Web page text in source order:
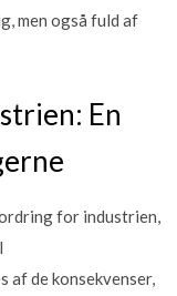
men også fuld af
En
for industrien,
af de konsekvenser,